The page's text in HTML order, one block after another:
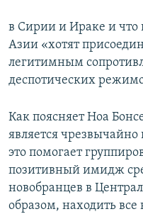
в Сирии и Ираке и
Азии «хотят
легитимным
деспотических
Как поясняет Ноа
является
это помогает
позитивный имидж
новобранцев в
образом, находить